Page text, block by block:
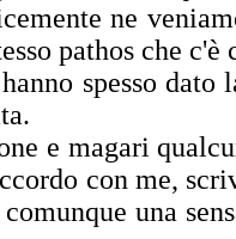
ne
pathos che
spesso dato
e magari
con me,
una